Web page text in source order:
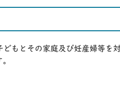
もとその家庭及び妊産婦等を